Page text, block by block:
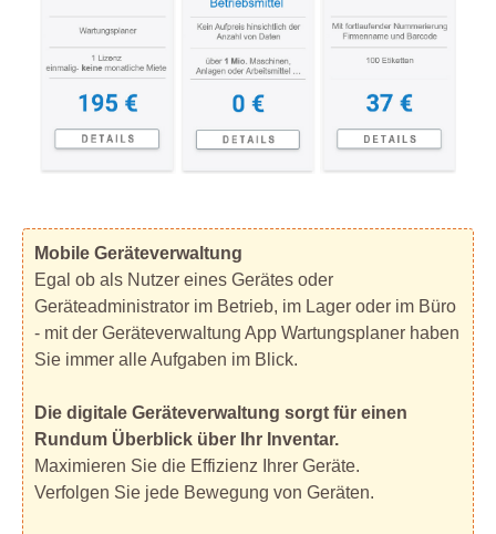
Mobile Geräteverwaltung
Egal ob als Nutzer eines Gerätes oder
Geräteadministrator im Betrieb, im Lager oder im Büro
- mit der Geräteverwaltung App Wartungsplaner haben
Sie immer alle Aufgaben im Blick.
Die digitale Geräteverwaltung sorgt für einen
Rundum Überblick über Ihr Inventar.
Maximieren Sie die Effizienz Ihrer Geräte.
Verfolgen Sie jede Bewegung von Geräten.